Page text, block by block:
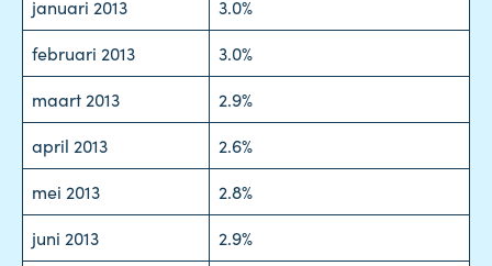
januari 2013
3.0%
februari 2013
3.0%
maart 2013
2.9%
april 2013
2.6%
mei 2013
2.8%
juni 2013
2.9%